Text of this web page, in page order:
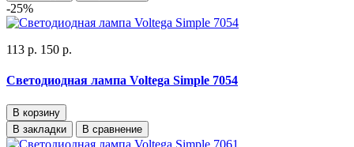
-25%
113 р. 150 р.
Светодиодная лампа Voltega Simple 7054
В корзину
В закладки
В сравнение